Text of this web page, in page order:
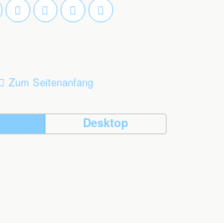
Zum Seitenanfang
Desktop